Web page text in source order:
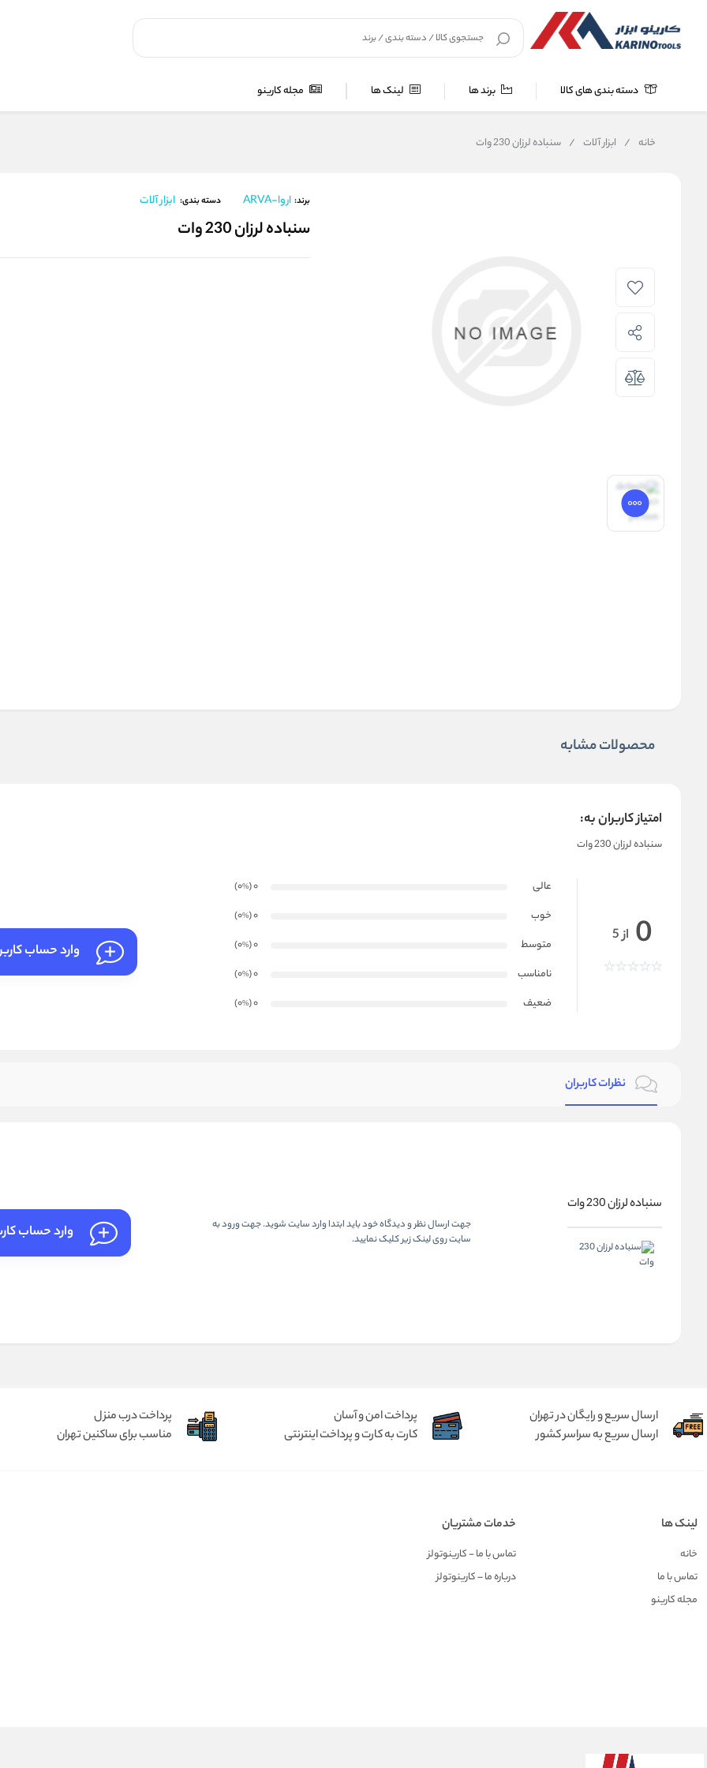
دسته بندی های کالا برند ها لینک ها مجله کارینو
خانه / ابزار آلات / سنباده لرزان 230 وات
برند: اروا-ARVA دسته بندی: ابزار آلات
سنباده لرزان 230 وات
محصولات مشابه
امتیاز کاربران به:
سنباده لرزان 230 وات
0 از 5
عالی 0
(0
%
)
خوب
0
(0
%
)
متوسط
0
(0
%
)
نامناسب
0
(0
%
)
ضعیف
0
(0
%
)
وارد حساب
نظرات کاربران
سنباده لرزان 230 وات
جهت ارسال نظر و دیدگاه خود باید ابتدا وارد سایت شوید. جهت ورود به
سایت روی لینک زیر کلیک نمایید.
وارد حساب
ارسال سریع و رایگان در تهران
ارسال سریع به سراسر کشور
پرداخت امن و آسان
کارت به کارت و پرداخت اینترنتی
پرداخت درب منزل
مناسب برای ساکنین تهران
لینک ها
خانه
تماس با ما
مجله کارینو
خدمات مشتریان
تماس با ما - کارینوتولز
درباره ما – کارینوتولز